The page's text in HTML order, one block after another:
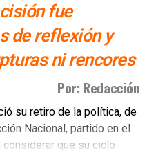
fue
de reflexión y
ni rencores
Por: Redacción
su retiro de la política, de
Nacional, partido en el
que su ciclo